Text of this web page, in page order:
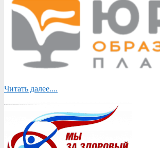
Читать далее....